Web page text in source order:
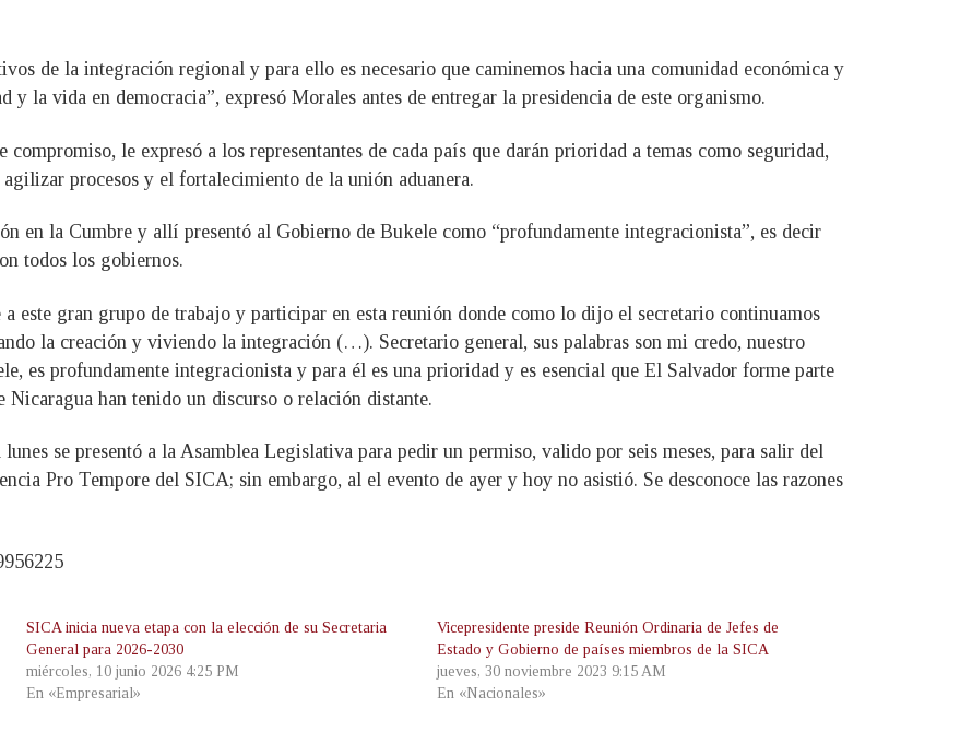
de la integración regional y para ello es necesario que caminemos hacia una comunidad económica y
la vida en democracia”, expresó Morales antes de entregar la presidencia de este organismo.
le expresó a los representantes de cada país que darán prioridad a temas como seguridad,
procesos y el fortalecimiento de la unión aduanera.
en la Cumbre y allí presentó al Gobierno de Bukele como “profundamente integracionista”, es decir
todos los gobiernos.
este gran grupo de trabajo y participar en esta reunión donde como lo dijo el secretario continuamos
la creación y viviendo la integración (…). Secretario general, sus palabras son mi credo, nuestro
es profundamente integracionista y para él es una prioridad y es esencial que El Salvador forme parte
Nicaragua han tenido un discurso o relación distante.
se presentó a la Asamblea Legislativa para pedir un permiso, valido por seis meses, para salir del
Pro Tempore del SICA; sin embargo, al el evento de ayer y hoy no asistió. Se desconoce las razones
SICA inicia nueva etapa con la elección de su Secretaria
General para 2026-2030
miércoles, 10 junio 2026 4:25 PM
En «Empresarial»
Vicepresidente preside Reunión Ordinaria de Jefes de
Estado y Gobierno de países miembros de la SICA
jueves, 30 noviembre 2023 9:15 AM
En «Nacionales»